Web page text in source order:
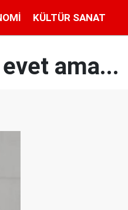
KÜLTÜR SANAT
ama...